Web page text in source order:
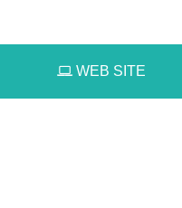
WEB SITE